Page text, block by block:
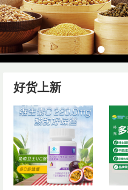
即食下饭裙带菜爽口100克*6
连海藻 日料店同款！
狄美暖绒马甲7586
好货上新